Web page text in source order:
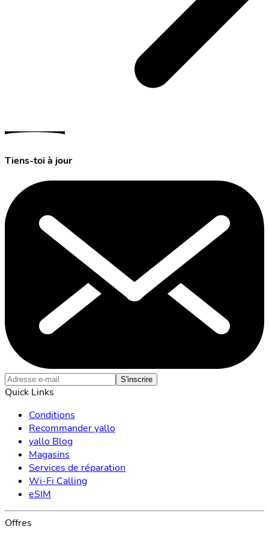
Tiens-toi à jour
S'inscrire
Quick Links
Conditions
Recommander yallo
yallo Blog
Magasins
Services de réparation
Wi-Fi Calling
eSIM
Offres